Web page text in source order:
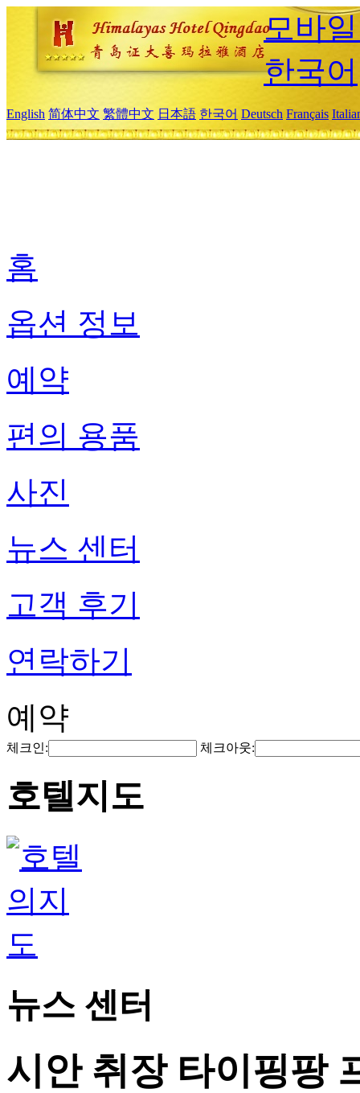
모바
한국어
English 简体中文 繁體中文 日本語 한국어 Deutsch Français
홈
옵션 정보
예약
편의 용품
사진
뉴스 센터
고객 후기
연락하기
예약
체크인: 체크아웃:
호텔지도
뉴스 센터
시안 취장 타이핑팡